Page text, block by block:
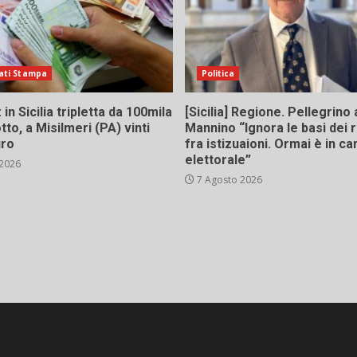
Stampa
in Sicilia tripletta da 100mila
a Misilmeri (PA) vinti
Politica
[Sicilia] Regione. Pellegrino
Mannino “Ignora le basi dei
fra istizuaioni. Ormai è in
elettorale”
7 Agosto 2026